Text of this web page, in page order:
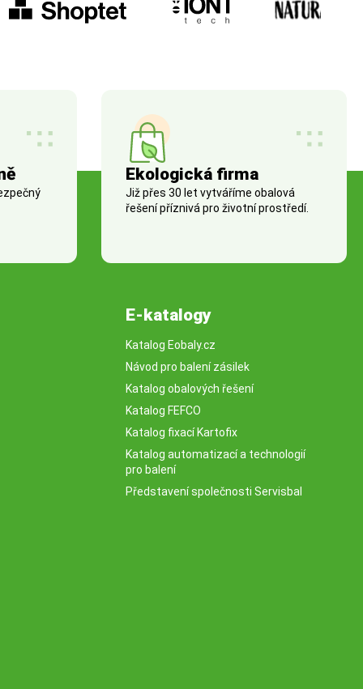
Ekologická firma
Již přes 30 let vytváříme obalová
řešení příznivá pro životní prostředí.
E-katalogy
Katalog Eobaly.cz
Návod pro balení zásilek
Katalog obalových řešení
Katalog FEFCO
Katalog fixací Kartofix
Katalog automatizací a technologií
pro balení
Představení společnosti Servisbal